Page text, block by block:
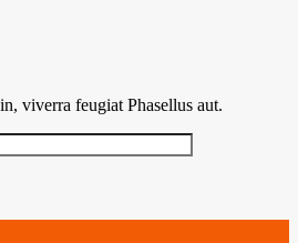
viverra feugiat Phasellus aut.